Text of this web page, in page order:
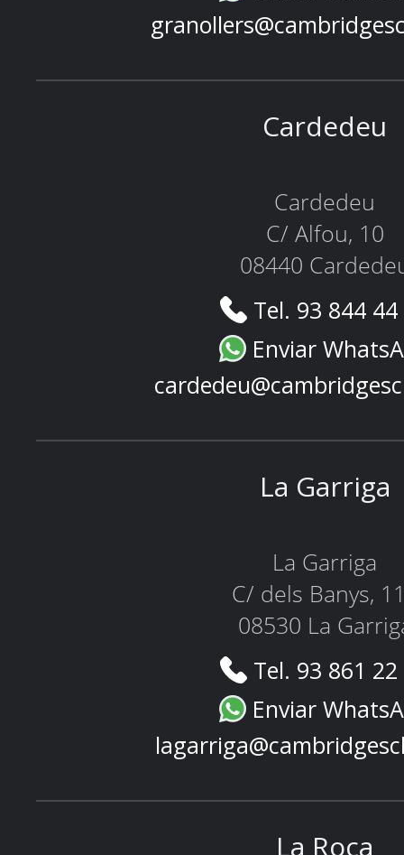
Cardedeu
Cardedeu
C/ Alfou, 10
08440
Tel. 93 844
Enviar
La Garriga
La Garriga
C/ dels Banys,
08530 La
Tel. 93 861
Enviar
La Roca